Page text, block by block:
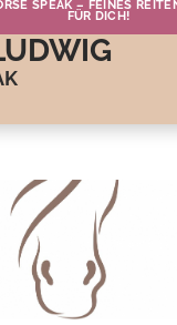
SPEAK – FEINES
FÜR DICH!